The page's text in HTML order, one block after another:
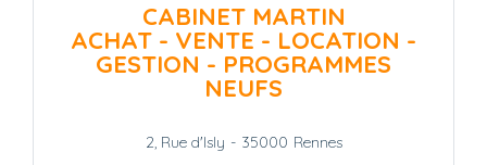
CABINET MARTIN
ACHAT - VENTE - LOCATION -
GESTION - PROGRAMMES
NEUFS
2, Rue d'Isly - 35000 Rennes